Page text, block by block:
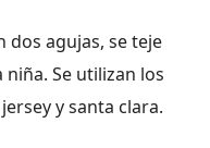
dos agujas, se teje
Se utilizan los
y santa clara.